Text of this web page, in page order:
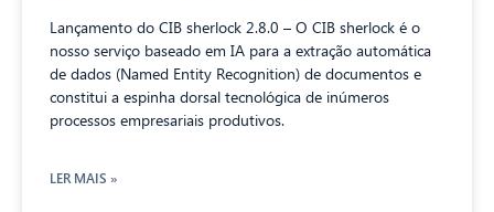
Lançamento do CIB sherlock 2.8.0 – O CIB sherlock é o
nosso serviço baseado em IA para a extração automática
de dados (Named Entity Recognition) de documentos e
constitui a espinha dorsal tecnológica de inúmeros
processos empresariais produtivos.
LER MAIS »